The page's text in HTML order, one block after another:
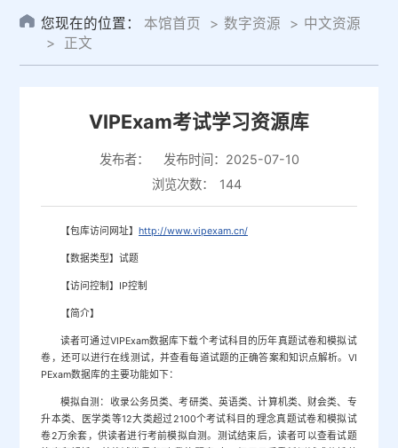
您现在的位置： 本馆首页 数字资源
中文资源
正文
VIPExam考试学习资源库
发布者：
发布时间：2025-07-10
浏览次数：
144
【包库访问网址】 http://www.vipexam.cn/
【数据类型】试题
【访问控制】IP控制
【简介】
读者可通过VIPExam数据库下载个考试科目的历年真题试卷和模拟试
卷，还可以进行在线测试，并查看每道试题的正确答案和知识点解析。VI
PExam数据库的主要功能如下：
模拟自测：收录公务员类、考研类、英语类、计算机类、财会类、专
升本类、医学类等12大类超过2100个考试科目的理念真题试卷和模拟试
卷2万余套，供读者进行考前模拟自测。测试结束后，读者可以查看试题